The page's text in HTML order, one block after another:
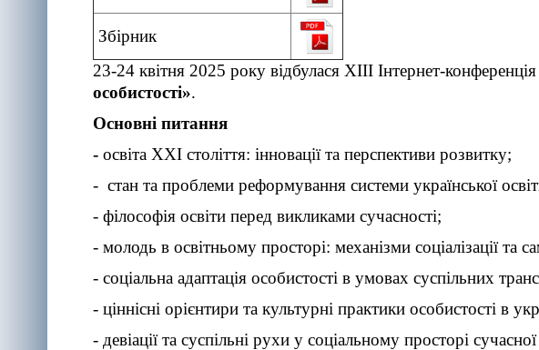
Збірник
23-24 квітня 2025 року відбулася ХІІІ Інтернет-
особистості».
Основні питання
- освіта XXI століття: інновації та перспективи розвитку;
- стан та проблеми реформування системи української
- філософія освіти перед викликами сучасності;
- молодь в освітньому просторі: механізми соціалізації та
- соціальна адаптація особистості в умовах суспільних
- ціннісні орієнтири та культурні практики особистості в
- девіації та суспільні рухи у соціальному просторі